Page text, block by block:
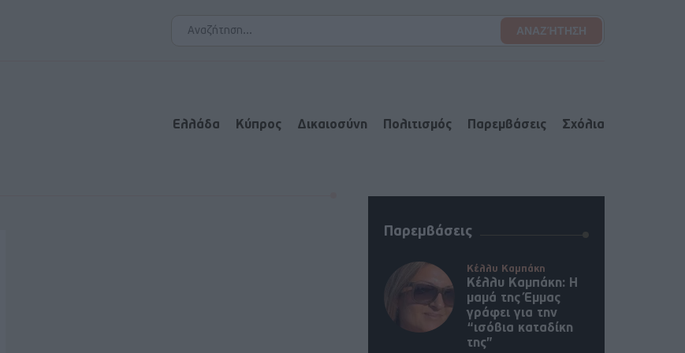
Ελλάδα Κύπρος Δικαιοσύνη Πολιτισμός Παρεμβάσεις Σχόλια
Παρεμβάσεις
Κέλλυ Καμπάκη
Κέλλυ Καμπάκη: Η
μαμά της Έμμας
γράφει για την
“ισόβια καταδίκη
της”